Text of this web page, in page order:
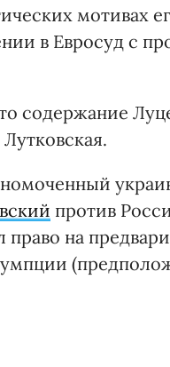
мотивах
в Евросуд с
содержание
против
право на